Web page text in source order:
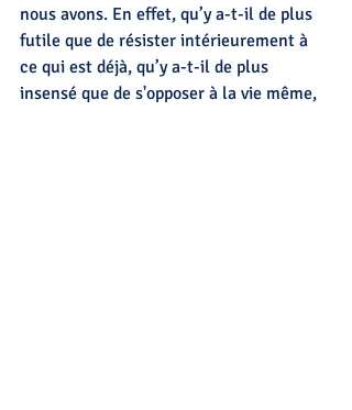
nous avons. En effet, qu’y a-t-il de plus
futile que de résister intérieurement à
ce qui est déjà, qu’y a-t-il de plus
insensé que de s'opposer à la vie même,